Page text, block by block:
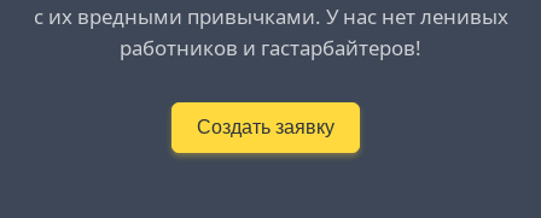
с их вредными привычками. У нас нет ленивых
работников и гастарбайтеров!
Создать заявку